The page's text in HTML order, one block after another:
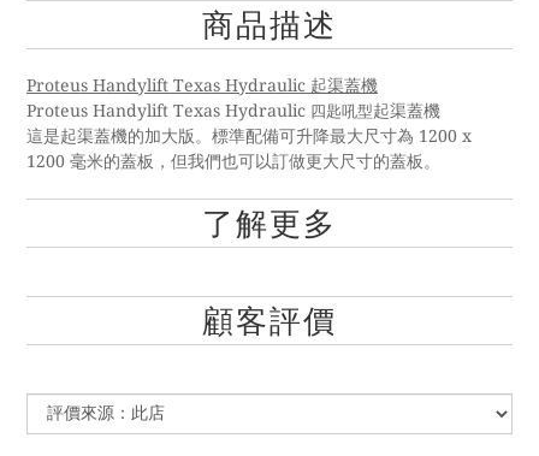
商品描述
Proteus Handylift Texas Hydraulic 起渠蓋機
Proteus Handylift Texas Hydraulic 四匙吼型起渠蓋機
這是起渠蓋機的加大版。標準配備可升降最大尺寸為 1200 x
1200 毫米的蓋板，但我們也可以訂做更大尺寸的蓋板。
了解更多
顧客評價